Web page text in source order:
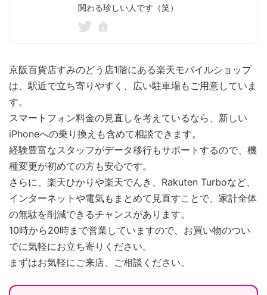
関わる珍しい人です（笑）
京阪百貨店すみのどう店1階にある楽天モバイルショップ
は、駅近で立ち寄りやすく、広い駐車場もご用意していま
す。
スマートフォン料金の見直しを考えているなら、新しい
iPhoneへの乗り換えも含めて相談できます。
経験豊富なスタッフがデータ移行もサポートするので、機
種変更が初めての方も安心です。
さらに、楽天ひかりや楽天でんき、Rakuten Turboなど、
インターネットや電気もまとめて見直すことで、家計全体
の無駄を削減できるチャンスがあります。
10時から20時まで営業していますので、お買い物のつい
でに気軽にお立ち寄りください。
まずはお気軽にご来店、ご相談ください。